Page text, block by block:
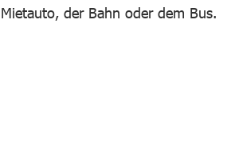
der Bahn oder dem Bus.